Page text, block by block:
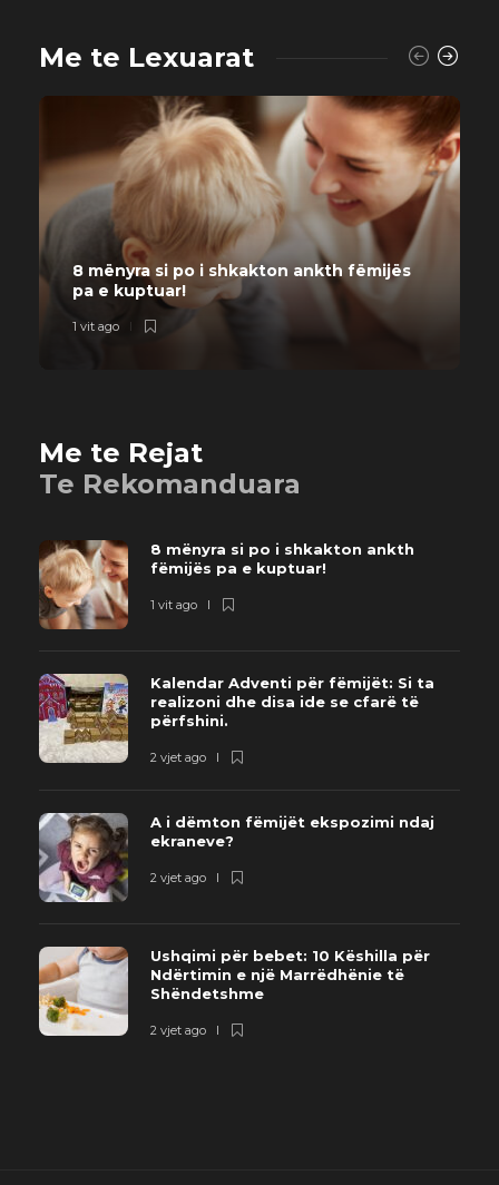
Me te Lexuarat
8 mënyra si po i shkakton ankth fëmijës
pa e kuptuar!
1 vit ago
Me te Rejat
Te Rekomanduara
8 mënyra si po i shkakton ankth
fëmijës pa e kuptuar!
1 vit ago
Kalendar Adventi për fëmijët: Si ta
realizoni dhe disa ide se cfarë të
përfshini.
2 vjet ago
A i dëmton fëmijët ekspozimi ndaj
ekraneve?
2 vjet ago
Ushqimi për bebet: 10 Këshilla për
Ndërtimin e një Marrëdhënie të
Shëndetshme
2 vjet ago